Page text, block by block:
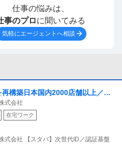
仕事の悩みは、
事のプロに聞いてみる
気軽にエージェントへ相談
構築日本国内2000店舗以上／6
る
式会社
在宅ワーク
式会社 【スタバ】次世代ID／認証基盤